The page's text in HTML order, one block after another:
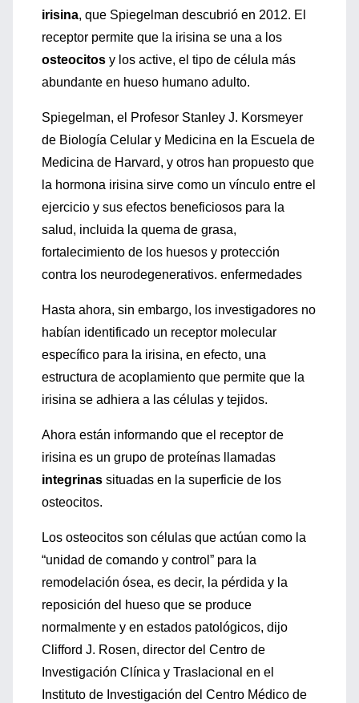
irisina, que Spiegelman descubrió en 2012. El
receptor permite que la irisina se una a los
osteocitos y los active, el tipo de célula más
abundante en hueso humano adulto.
Spiegelman, el Profesor Stanley J. Korsmeyer
de Biología Celular y Medicina en la Escuela de
Medicina de Harvard, y otros han propuesto que
la hormona irisina sirve como un vínculo entre el
ejercicio y sus efectos beneficiosos para la
salud, incluida la quema de grasa,
fortalecimiento de los huesos y protección
contra los neurodegenerativos. enfermedades
Hasta ahora, sin embargo, los investigadores no
habían identificado un receptor molecular
específico para la irisina, en efecto, una
estructura de acoplamiento que permite que la
irisina se adhiera a las células y tejidos.
Ahora están informando que el receptor de
irisina es un grupo de proteínas llamadas
integrinas situadas en la superficie de los
osteocitos.
Los osteocitos son células que actúan como la
“unidad de comando y control” para la
remodelación ósea, es decir, la pérdida y la
reposición del hueso que se produce
normalmente y en estados patológicos, dijo
Clifford J. Rosen, director del Centro de
Investigación Clínica y Traslacional en el
Instituto de Investigación del Centro Médico de